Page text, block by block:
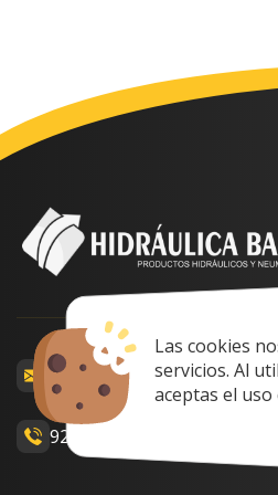
Las cookies
servicios. Al
aceptas el uso
928 48 89 99